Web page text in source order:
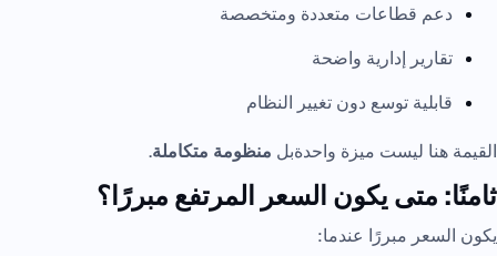
دعم قطاعات متعددة ومتخصصة
تقارير إدارية واضحة
قابلية توسع دون تغيير النظام
القيمة هنا ليست ميزة واحدةبل منظومة متكاملة.
ثامنًا: متى يكون السعر المرتفع مبررًا؟
يكون السعر مبررًا عندما: